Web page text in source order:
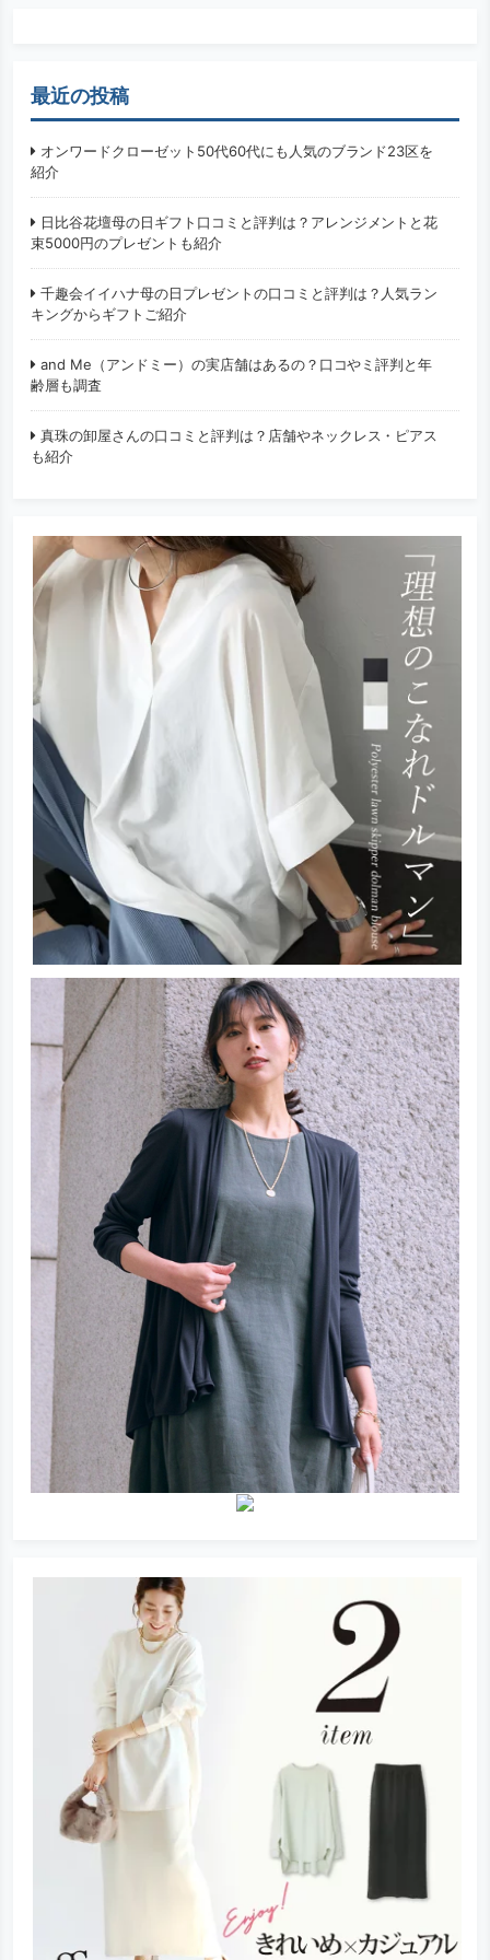
最近の投稿
オンワードクローゼット50代60代にも人気のブランド23区を
紹介
日比谷花壇母の日ギフト口コミと評判は？アレンジメントと花
束5000円のプレゼントも紹介
千趣会イイハナ母の日プレゼントの口コミと評判は？人気ラン
キングからギフトご紹介
and Me（アンドミー）の実店舗はあるの？口コやミ評判と年
齢層も調査
真珠の卸屋さんの口コミと評判は？店舗やネックレス・ピアス
も紹介